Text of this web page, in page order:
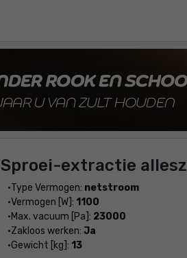
Sproei-extractie
Type Vermogen: netstroom
Vermogen [W]: 1100
Max. vacuum [Pa]: 23000
Zakloos werken: Ja
Gewicht [kg]: 13